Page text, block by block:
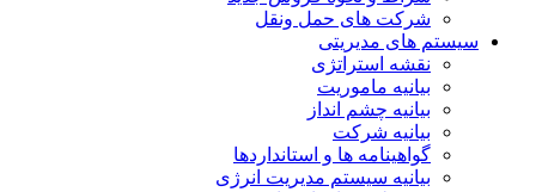
شرکت های حمل ونقل
سیستم های مدیریتی
نقشه استراتژی
بیانیه ماموریت
بیانیه چشم انداز
بیانیه شرکت
گواهینامه ها و استانداردها
بیانیه سیستم مدیریت انرژی